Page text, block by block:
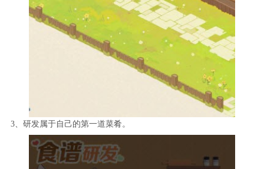
3、研发属于自己的第一道菜肴。